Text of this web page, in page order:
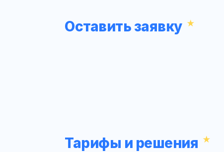
Оставить заявку
Тарифы и решения